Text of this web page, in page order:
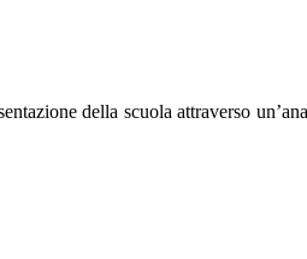
della scuola attraverso